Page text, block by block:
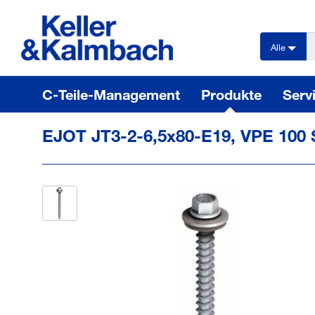
Alle
C-Teile-Management Produkte
EJOT JT3-2-6,5x80-E19, VPE 100